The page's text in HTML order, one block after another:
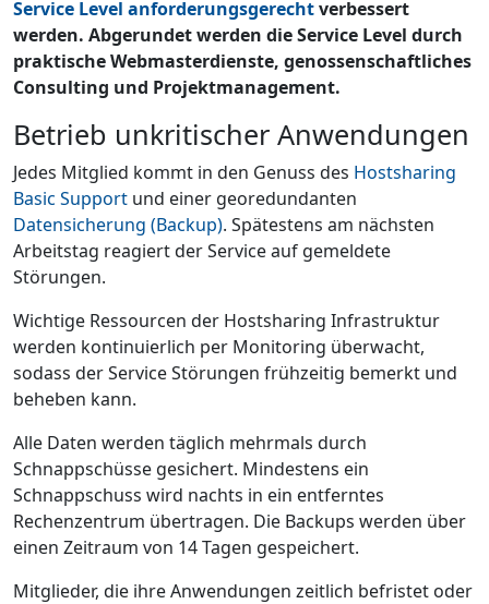
Service Level anforderungsgerechtverbessert
werden. Abgerundet werden die Service Level durch
praktische Webmasterdienste, genossenschaftliches
Consulting und Projektmanagement.
Betrieb unkritischer Anwendungen
Jedes Mitglied kommt in den Genuss des Hostsharing
Basic Support und einer georedundanten
Datensicherung (Backup). Spätestens am nächsten
Arbeitstag reagiert der Service auf gemeldete
Störungen.
Wichtige Ressourcen der Hostsharing Infrastruktur
werden kontinuierlich per Monitoring überwacht,
sodass der Service Störungen frühzeitig bemerkt und
beheben kann.
Alle Daten werden täglich mehrmals durch
Schnappschüsse gesichert. Mindestens ein
Schnappschuss wird nachts in ein entferntes
Rechenzentrum übertragen. Die Backups werden über
einen Zeitraum von 14 Tagen gespeichert.
Mitglieder, die ihre Anwendungen zeitlich befristet oder